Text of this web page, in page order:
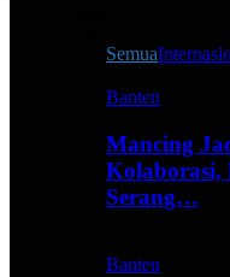
Semua
Banten
Mancing
Kolaborasi,
Serang…
Banten